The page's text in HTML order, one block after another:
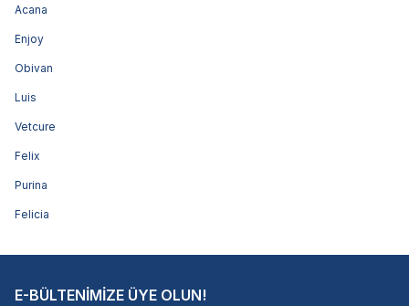
Acana
Enjoy
Obivan
Luis
Vetcure
Felix
Purina
Felicia
E-BÜLTENİMİZE ÜYE OLUN!